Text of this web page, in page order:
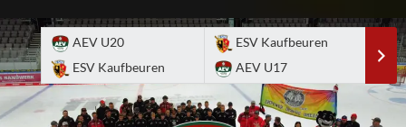
to
content
AEV U20
ESV Kaufbeuren
ESV Kaufbeuren
AEV U17